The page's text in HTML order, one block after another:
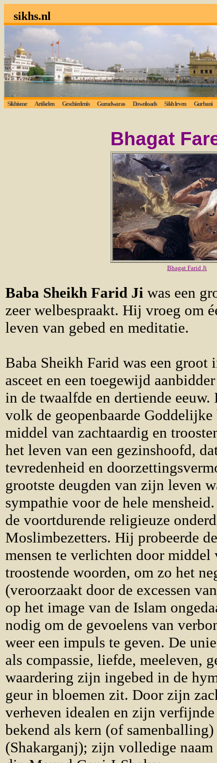
sikhs.nl
Sikhisme Artikelen Geschiedenis Gurudwaras Downloads Sikh leven Gurbani
Bhagat
Bhagat Farid Ji
Baba Sheikh Farid Ji was een
zeer welbespraakt. Hij vroeg om
leven van gebed en meditatie.
Baba Sheikh Farid was een groot
asceet en een toegewijd
in de twaalfde en dertiende
volk de geopenbaarde
middel van zachtaardig en
het leven van een gezinshoofd,
tevredenheid en
grootste deugden van zijn leven
sympathie voor de hele
de voortdurende religieuze
Moslimbezetters. Hij probeerde
mensen te verlichten door middel
troostende woorden, om zo het
(veroorzaakt door de excessen
op het image van de Islam
nodig om de gevoelens van
weer een impuls te geven. De
als compassie, liefde, meeleven,
waardering zijn ingebed in de
geur in bloemen zit. Door zijn
verheven idealen en zijn
bekend als kern (of
(Shakarganj); zijn volledige